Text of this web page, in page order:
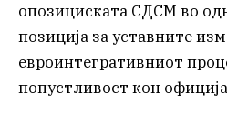
опозициската СДСМ во
позиција за уставните
евроинтегративниот
попустливост кон